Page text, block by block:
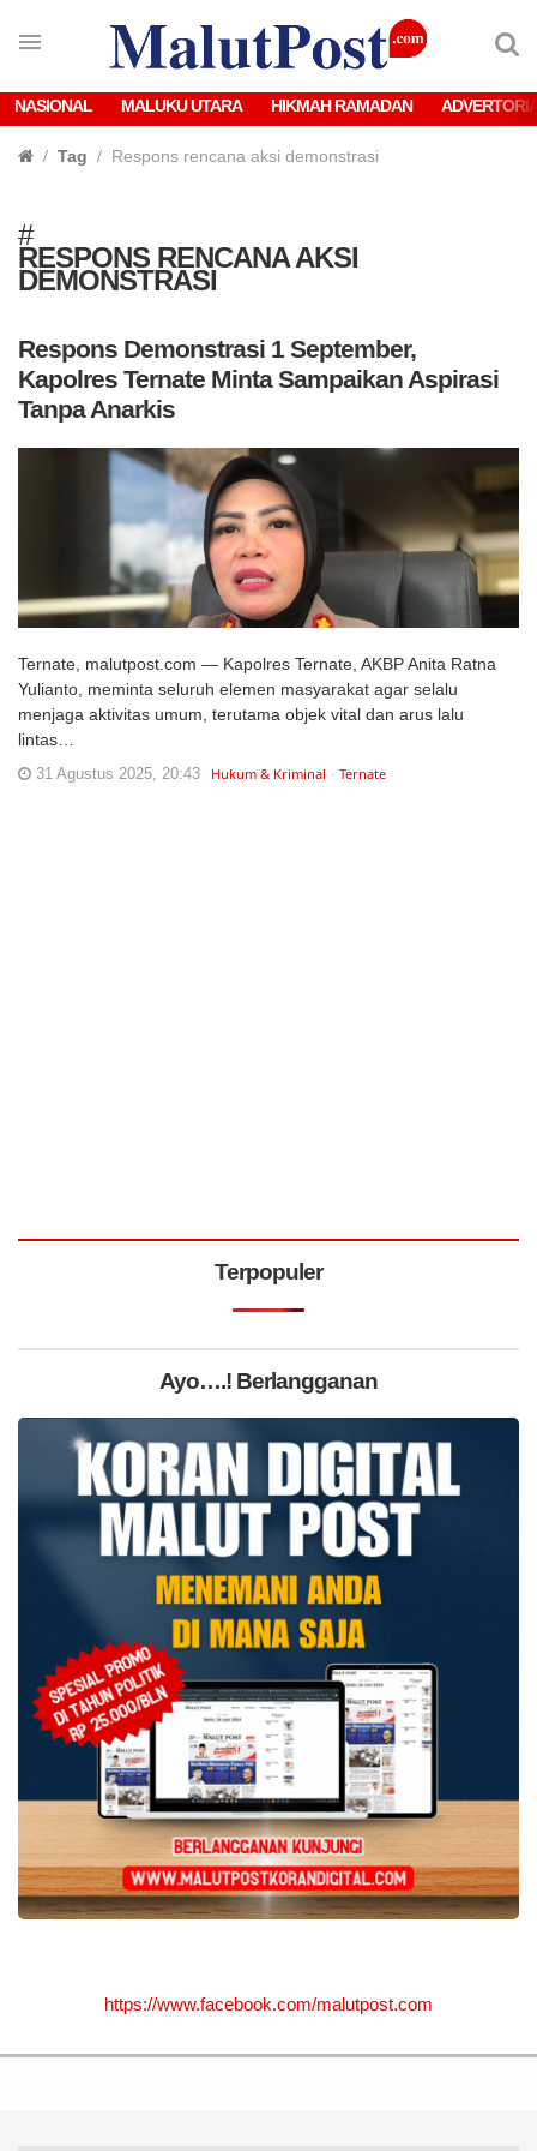
NASIONAL MALUKU UTARA HIKMAH RAMADAN
Tag Respons rencana aksi demonstrasi
#
RESPONS RENCANA AKSI
DEMONSTRASI
Respons Demonstrasi 1 September,
Kapolres Ternate Minta Sampaikan Aspirasi
Tanpa Anarkis
Ternate, malutpost.com — Kapolres Ternate, AKBP Anita Ratna
Yulianto, meminta seluruh elemen masyarakat agar selalu
menjaga aktivitas umum, terutama objek vital dan arus lalu
lintas…
31 Agustus 2025, 20:43 Hukum & Kriminal Ternate
Terpopuler
Ayo….! Berlangganan
https://www.facebook.com/malutpost.com